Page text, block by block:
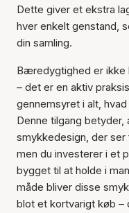
Dette giver et ekstra
hver enkelt genstand,
din samling.
Bæredygtighed er ikke
– det er en aktiv
gennemsyret i alt,
Denne tilgang
smykkedesign, der ser
men du investerer i et
bygget til at holde i
måde bliver disse
blot et kortvarigt køb –